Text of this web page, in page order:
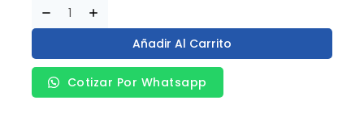
Añadir Al Carrito
Cotizar Por Whatsapp